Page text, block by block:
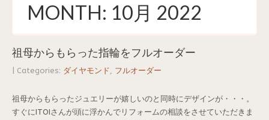
MONTH: 10月 2022
祖母からもらった指輪をフルオーダー
| Categories: ダイヤモンド, フルオーダー
祖母からもらったジュエリーが嬉しいのと同時にデザインが・・・。
すぐにITOIさんが頭に浮かんでリフォームの相談をさせていただきま